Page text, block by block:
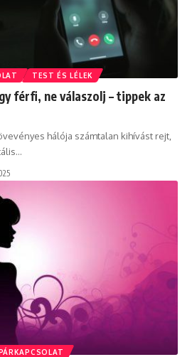
TEST ÉS LÉLEK
férfi, ne válaszolj – tippek az
hálója számtalan kihívást rejt,
…